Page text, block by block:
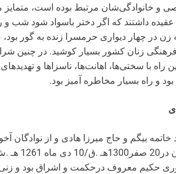
و خانوادگی‌شان مرتبط بوده است، متمایز
داشتند که اگر دختر باسواد شود شب و
در چهار دیواری حرمسرا زنده به گور بود،
زنان کشور بسیار کوشید. در چنین
راه با سختی‌ها، اهانت‌ها، ناسزاها و
و راه بسیار مخاطره آمیز بود.
حکیم معروف درحکمت و اشراق بود و